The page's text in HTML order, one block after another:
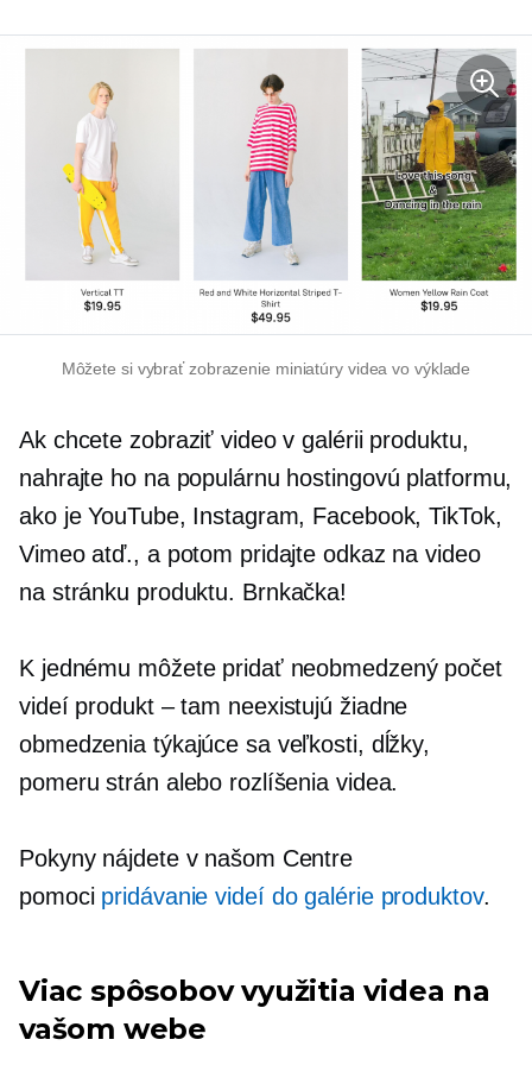
Môžete si vybrať zobrazenie miniatúry videa vo výklade
Ak chcete zobraziť video v galérii produktu,
nahrajte ho na populárnu hostingovú platformu,
ako je YouTube, Instagram, Facebook, TikTok,
Vimeo atď., a potom pridajte odkaz na video
na stránku produktu. Brnkačka!
K jednému môžete pridať neobmedzený počet
videí produkt – tam neexistujú žiadne
obmedzenia týkajúce sa veľkosti, dĺžky,
pomeru strán alebo rozlíšenia videa.
Pokyny nájdete v našom Centre
pomoci pridávanie videí do galérie produktov.
Viac spôsobov využitia videa na
vašom webe